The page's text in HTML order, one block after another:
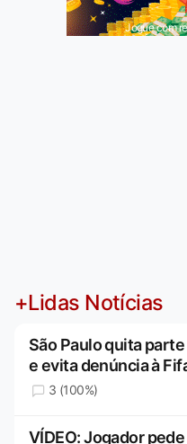
Jogue com
+Lidas Notícias
São Paulo quita
e evita denúncia à
3 (100%)
VÍDEO: Jogador